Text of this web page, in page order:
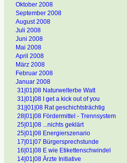
Oktober 2008
September 2008
August 2008
Juli 2008
Juni 2008
Mai 2008
April 2008
März 2008
Februar 2008
Januar 2008
31|01|08 Naturwelterbe Watt
31|01|08 I get a kick out of you
31||01|08 Rat geschichtsträchtig
28|01|08 Fördermittel - Trennsystem
25|01|08 ...nichts geklärt
25|01|08 Energierszenario
17|01|07 Bürgersprechstunde
16|01|08 E wie Etikettenschwindel
14|01|08 Ärzte Initiative